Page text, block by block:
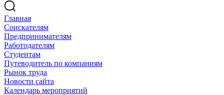
Главная
Соискателям
Предпринимателям
Работодателям
Студентам
Путеводитель по компаниям
Рынок труда
Новости сайта
Календарь мероприятий